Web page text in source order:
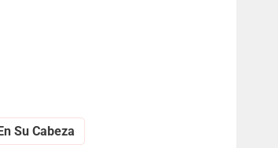
Su Cabeza